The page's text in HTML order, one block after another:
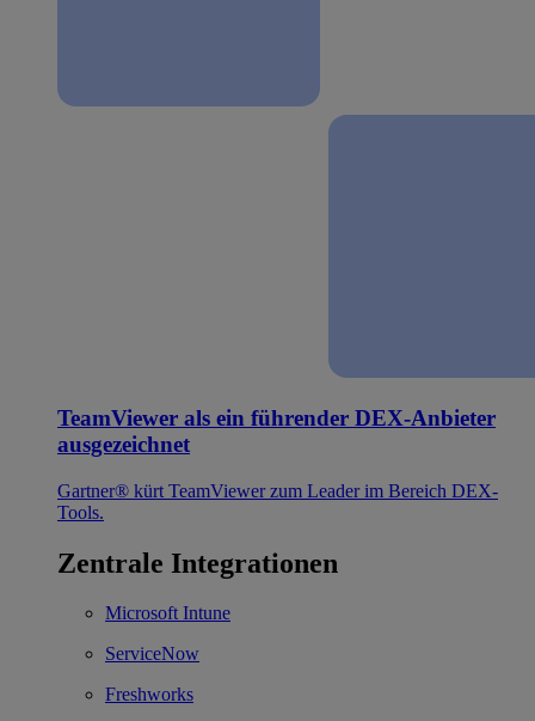
TeamViewer als ein führender DEX-Anbieter
ausgezeichnet
Gartner® kürt TeamViewer zum Leader im Bereich DEX-
Tools.
Zentrale Integrationen
Microsoft Intune
ServiceNow
Freshworks